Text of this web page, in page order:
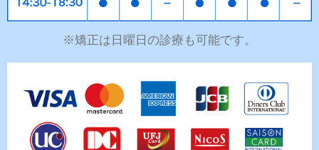
※矯正は日曜日の診療も可能です。